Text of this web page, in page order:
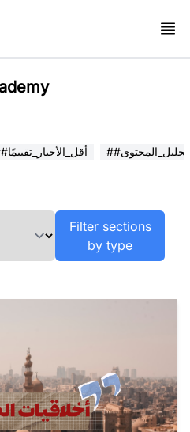
##أقل_الأخبار_تقييمًا ##تحليل_المحتوى
Filter sections
by type